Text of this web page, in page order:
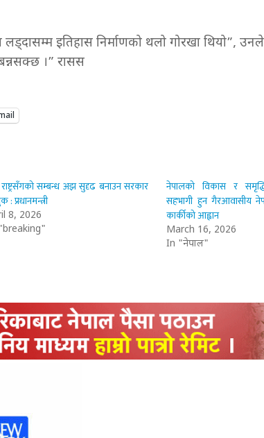
लड्दासम्म इतिहास निर्माणको थलो गोरखा थियो”,
।” रासस
राष्ट्रसँगको सम्बन्ध अझ सुदृढ बनाउन सरकार
: प्रधानमन्त्री
8, 2026
नेपालको विकास र
सहभागी हुन गैरआवासीय
कार्कीको आह्वान
March 16, 2026
In "नेपाल"